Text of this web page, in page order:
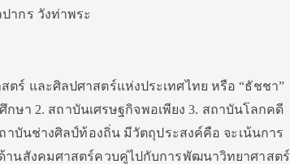
ากร วังท่าพระ
ร์ และศิลปศาสตร์แห่งประเทศไทย หรือ “ธัชชา”
ษา 2. สถาบันเศรษฐกิจพอเพียง 3. สถาบันโลกคดี
บันช่างศิลป์ท้องถิ่น มีวัตถุประสงค์คือ จะเน้นการ
นสังคมศาสตร์ควบคู่ไปกับการพัฒนาวิทยาศาสตร์